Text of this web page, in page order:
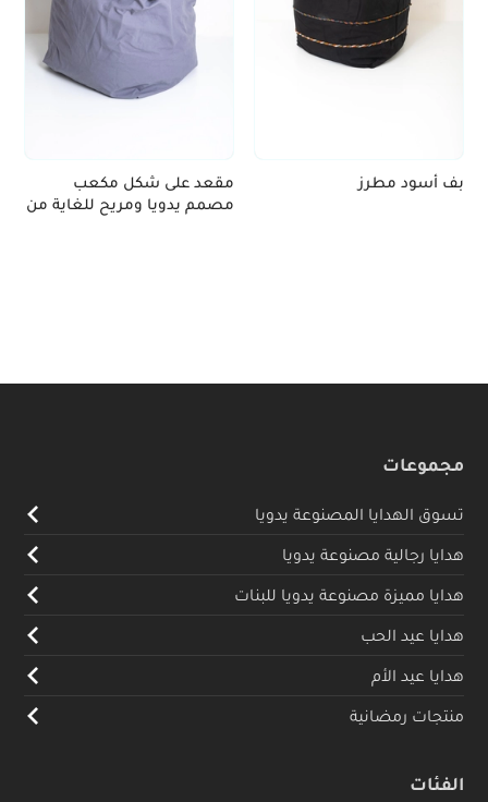
بف أسود مطرز
مقعد على شكل مكعب
مصمم يدويا ومريح للغاية من
مجموعات
تسوق الهدايا المصنوعة يدويا
هدايا رجالية مصنوعة يدويا
هدايا مميزة مصنوعة يدويا للبنات
هدايا عيد الحب
هدايا عيد الأم
منتجات رمضانية
الفئات